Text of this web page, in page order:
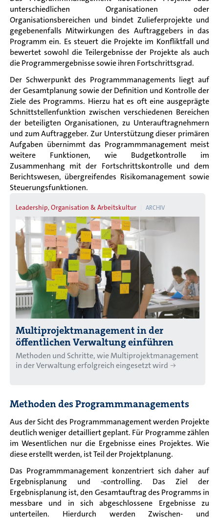
unterschiedlichen Organisationen oder
Organisationsbereichen und bindet Zulieferprojekte und
gegebenenfalls Mitwirkungen des Auftraggebers in das
Programm ein. Es steuert die Projekte im Konfliktfall und
bewertet sowohl die Teilergebnisse der Projekte als auch
die Programmergebnisse sowie ihren Fortschrittsgrad.
Der Schwerpunkt des Programmmanagements liegt auf
der Gesamtplanung sowie der Definition und Kontrolle der
Ziele des Programms. Hierzu hat es oft eine ausgeprägte
Schnittstellenfunktion zwischen verschiedenen Bereichen
der beteiligten Organisationen, zu Unterauftragnehmern
und zum Auftraggeber. Zur Unterstützung dieser primären
Aufgaben übernimmt das Programmmanagement meist
weitere Funktionen, wie Budgetkontrolle im
Zusammenhang mit der Fortschrittskontrolle und dem
Berichtswesen, übergreifendes Risikomanagement sowie
Steuerungsfunktionen.
Leadership, Organisation & Arbeitskultur ARCHIV
Multiprojektmanagement in der
öffentlichen Verwaltung einführen
Methoden und Schritte, wie Multiprojektmanagement
in der Verwaltung erfolgreich eingesetzt wird
Methoden des Programmmanagements
Aus der Sicht des Programmmanagement werden Projekte
deutlich weniger detailliert geplant. Für Programme zählen
im Wesentlichen nur die Ergebnisse eines Projektes. Wie
diese erstellt werden, ist Teil der Projektplanung.
Das Programmmanagement konzentriert sich daher auf
Ergebnisplanung und -controlling. Das Ziel der
Ergebnisplanung ist, den Gesamtauftrag des Programms in
messbare und in sich abgeschlossene Ergebnisse zu
unterteilen. Hierdurch werden Zwischen- und